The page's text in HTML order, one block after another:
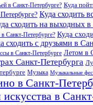
в Санкт-Петербурге? Куда
Куда сходить
сходить на выходных
Санкт-Петербурге? Куда
сходить с друзьями в
в Санкт-Петербурге Летом в
Санкт-Петербурга
Музыка Музыкальные
в Санкт-
в